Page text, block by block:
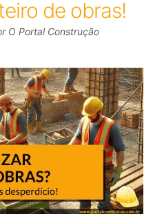
de obras!
O Portal Construção